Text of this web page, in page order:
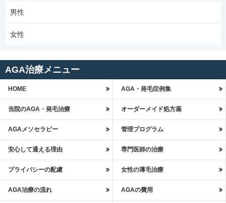
男性
女性
AGA治療メニュー
HOME AGA・発毛症例集
当院のAGA・発毛治療 オーダーメイド処方薬
AGAメソセラピー 管理プログラム
安心して通える理由 専門医師の治療
プライバシーの配慮 女性の薄毛治療
AGA治療の流れ AGAの費用